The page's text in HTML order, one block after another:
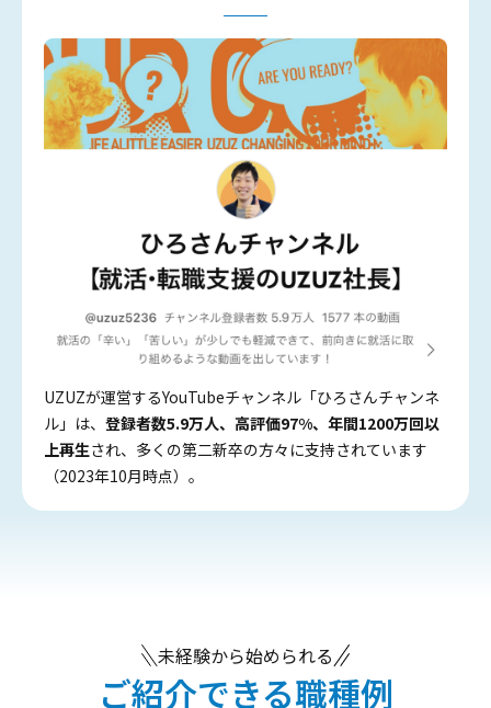
UZUZが運営するYouTubeチャンネル「ひろさんチャンネ
ル」は、 登録者数5.9万人、高評価97%、年間1200万回以
上再生され、多くの第二新卒の方々に支持されています
（2023年10月時点）。
未経験から始められる
ご紹介できる職種例